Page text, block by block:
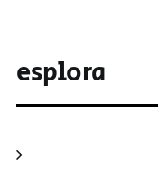
esplora